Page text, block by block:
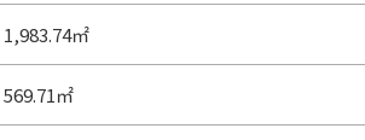
1,983.74㎡
569.71㎡